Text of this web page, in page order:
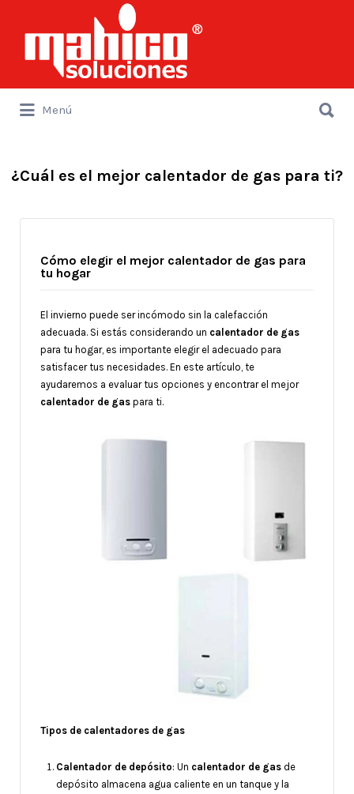
por:
Menú
por:
¿Cuál es el mejor calentador de gas para ti?
Cómo elegir el mejor calentador de gas para
tu hogar
El invierno puede ser incómodo sin la calefacción
adecuada. Si estás considerando un calentador de gas
para tu hogar, es importante elegir el adecuado para
satisfacer tus necesidades. En este artículo, te
ayudaremos a evaluar tus opciones y encontrar el mejor
calentador de gas para ti.
Tipos de calentadores de gas
Calentador de depósito: Un calentador de gas de
depósito almacena agua caliente en un tanque y la